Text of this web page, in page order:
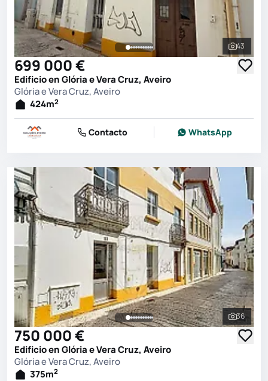
Ver
43
699 000 €
Edificio en Glória e Vera Cruz, Aveiro
Glória e Vera Cruz, Aveiro
424m2
Contacto WhatsApp
Ver
36
750 000 €
Edificio en Glória e Vera Cruz, Aveiro
Glória e Vera Cruz, Aveiro
375m2